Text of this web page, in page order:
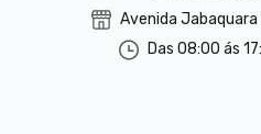
Avenida
Das 08:00 ás